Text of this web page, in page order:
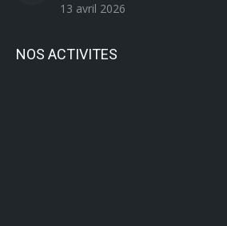
13 avril 2026
NOS ACTIVITES